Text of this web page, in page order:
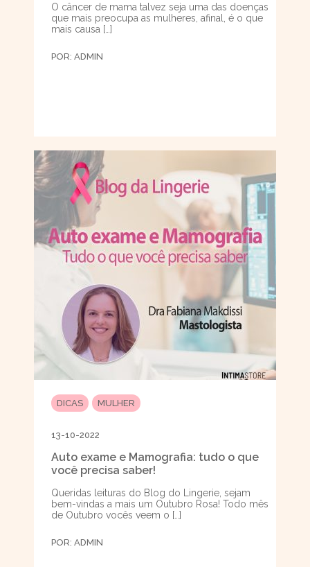
O câncer de mama talvez seja uma das doenças
que mais preocupa as mulheres, afinal, é o que
mais causa […]
POR: ADMIN
DICAS MULHER
13-10-2022
Auto exame e Mamografia: tudo o que
você precisa saber!
Queridas leituras do Blog do Lingerie, sejam
bem-vindas a mais um Outubro Rosa! Todo mês
de Outubro vocês veem o […]
POR: ADMIN